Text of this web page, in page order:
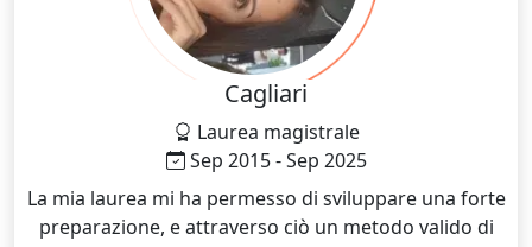
Cagliari
Laurea magistrale
Sep 2015 - Sep 2025
La mia laurea mi ha permesso di sviluppare una forte
preparazione, e attraverso ciò un metodo valido di